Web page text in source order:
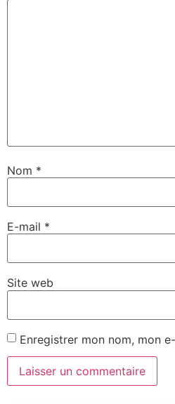
Nom *
E-mail *
Site web
Enregistrer mon nom, mon